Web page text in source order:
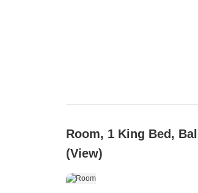
Room, 1 King Bed,
(View)